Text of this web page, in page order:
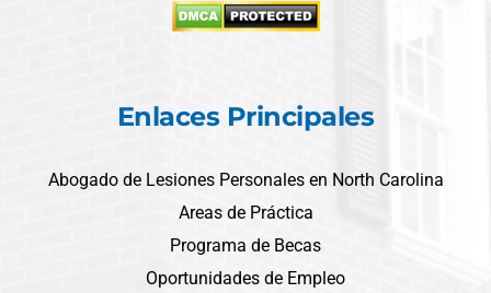
Enlaces Principales
Abogado de Lesiones Personales en North Carolina
Areas de Práctica
Programa de Becas
Oportunidades de Empleo